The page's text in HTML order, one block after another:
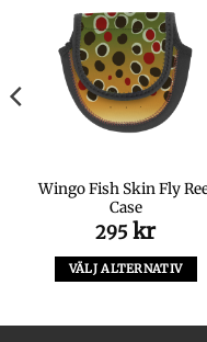
Wingo Fish Skin Fly
Case
295 kr
VÄLJ ALTERNATIV